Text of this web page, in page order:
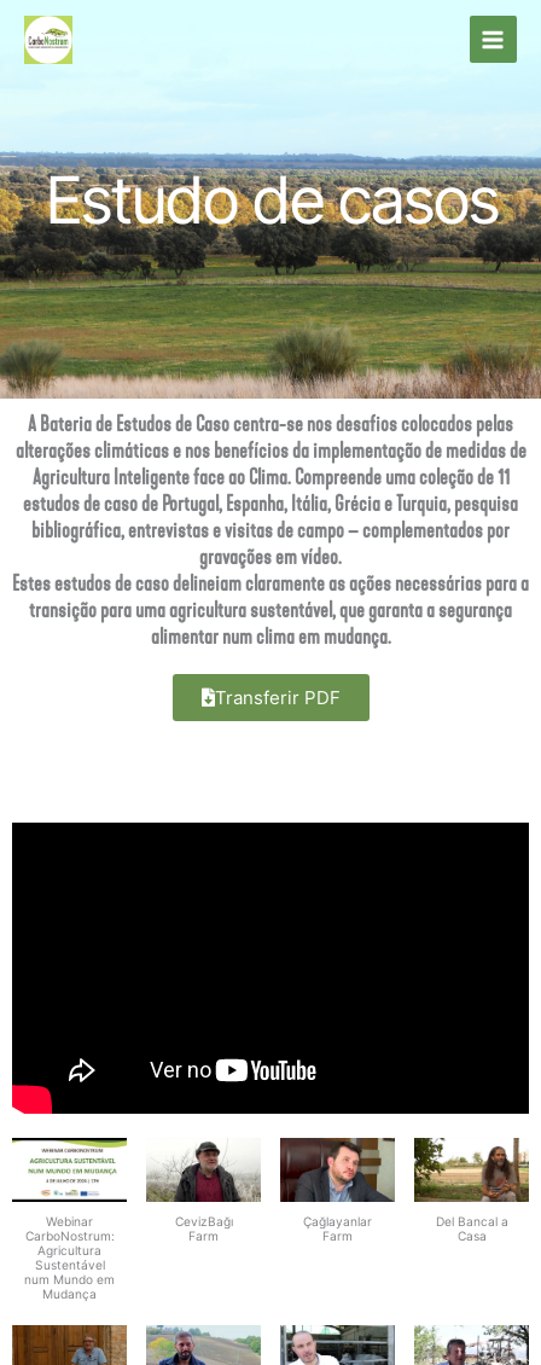
Skip
content
Estudo de casos
A Bateria de Estudos de Caso centra-se nos desafios colocados pelas
alterações climáticas e nos benefícios da implementação de medidas de
Agricultura Inteligente face ao Clima. Compreende uma coleção de 11
estudos de caso de Portugal, Espanha, Itália, Grécia e Turquia, pesquisa
bibliográfica, entrevistas e visitas de campo – complementados por
gravações em vídeo.
Estes estudos de caso delineiam claramente as ações necessárias para a
transição para uma agricultura sustentável, que garanta a segurança
alimentar num clima em mudança.
Transferir PDF
Webinar
CarboNostrum:
Agricultura
Sustentável
num Mundo em
Mudança
CevizBağı
Farm
Çağlayanlar
Farm
Del Bancal a
Casa